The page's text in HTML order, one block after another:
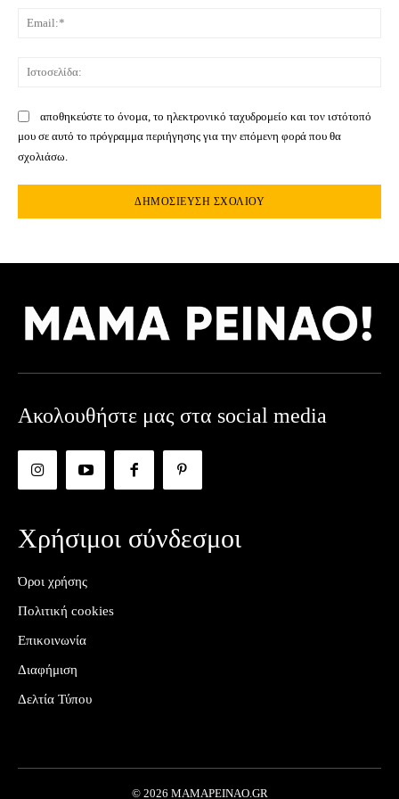
αποθηκεύστε το όνομα, το ηλεκτρονικό ταχυδρομείο και τον ιστότοπό
μου σε αυτό το πρόγραμμα περιήγησης για την επόμενη φορά που θα
σχολιάσω.
Ακολουθήστε μας στα social media
Χρήσιμοι σύνδεσμοι
Όροι χρήσης
Πολιτική cookies
Επικοινωνία
Διαφήμιση
Δελτία Τύπου
© 2026 MAMAPEINAO.GR